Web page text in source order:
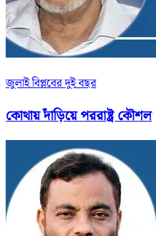
জুলাই বিপ্লবের দুই বছর
কোথায় দাঁড়িয়ে পররাষ্ট্র কৌশল